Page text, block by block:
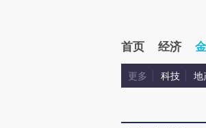
首页 经济
更多 科技 地